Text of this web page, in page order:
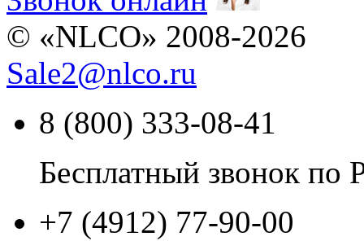
© «NLCO» 2008-2026
Sale2@nlco.ru
8 (800) 333-08-41
Бесплатный звонок по
+7 (4912) 77-90-00